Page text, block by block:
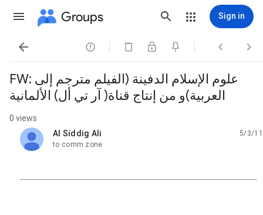
Groups Sign in
   
FW: علوم الإسلام الدفينة (الفيلم مترجم إلى
العربية)و من إنتاج قناة( آر تي أل) الألمانية
0 views
Al Siddig Ali
unread,
5/3/11
to comm zone